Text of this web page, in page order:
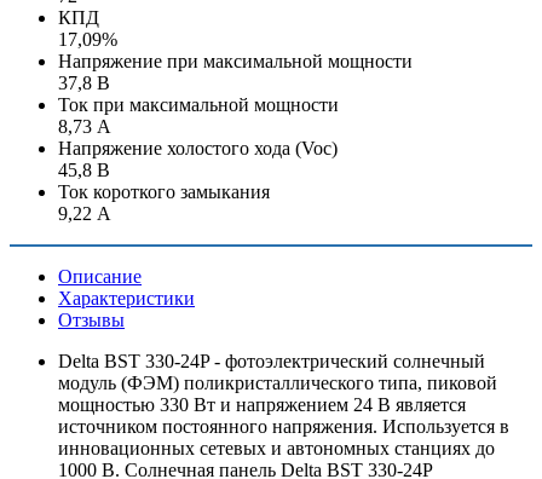
КПД
17,09%
Напряжение при максимальной мощности
37,8 В
Ток при максимальной мощности
8,73 А
Напряжение холостого хода (Voc)
45,8 В
Ток короткого замыкания
9,22 А
Описание
Характеристики
Отзывы
Delta BST 330-24P - фотоэлектрический солнечный
модуль (ФЭМ) поликристаллического типа, пиковой
мощностью 330 Вт и напряжением 24 В является
источником постоянного напряжения. Используется в
инновационных сетевых и автономных станциях до
1000 В. Солнечная панель Delta BST 330-24P